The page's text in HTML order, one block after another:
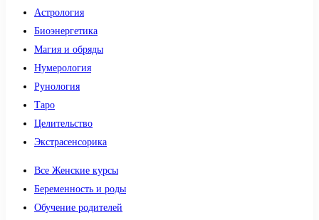
Астрология
Биоэнергетика
Магия и обряды
Нумерология
Рунология
Таро
Целительство
Экстрасенсорика
Все Женские курсы
Беременность и роды
Обучение родителей